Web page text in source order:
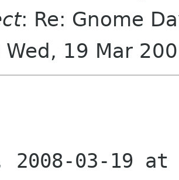
: Re: Gnome
Wed, 19 Mar
2008-03-19